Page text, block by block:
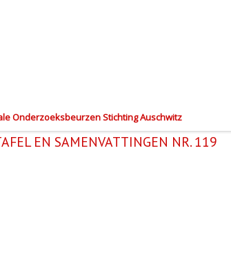
Onderzoeksbeurzen Stichting Auschwitz
EN SAMENVATTINGEN NR. 119